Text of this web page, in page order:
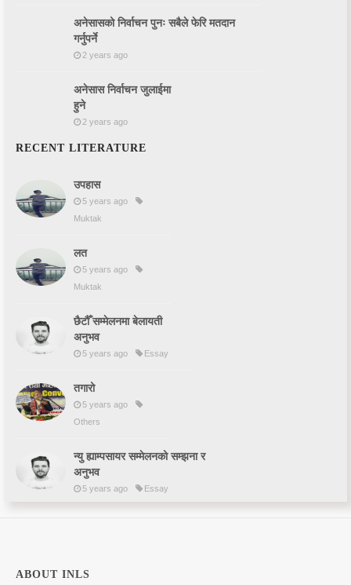
अनेसासको निर्वाचन पुनः सबैले फेरि मतदान
गर्नुपर्ने
2 years ago
अनेसास निर्वाचन जुलाईमा
हुने
2 years ago
RECENT LITERATURE
उपहास
5 years ago
Muktak
लत
5 years ago
Muktak
छैटौँ सम्मेलनमा बेलायती
अनुभव
5 years ago Essay
तगारो
5 years ago
Others
न्यु ह्याम्पसायर सम्मेलनको सम्झना र
अनुभव
5 years ago Essay
ABOUT INLS